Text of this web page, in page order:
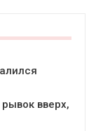
вверх,